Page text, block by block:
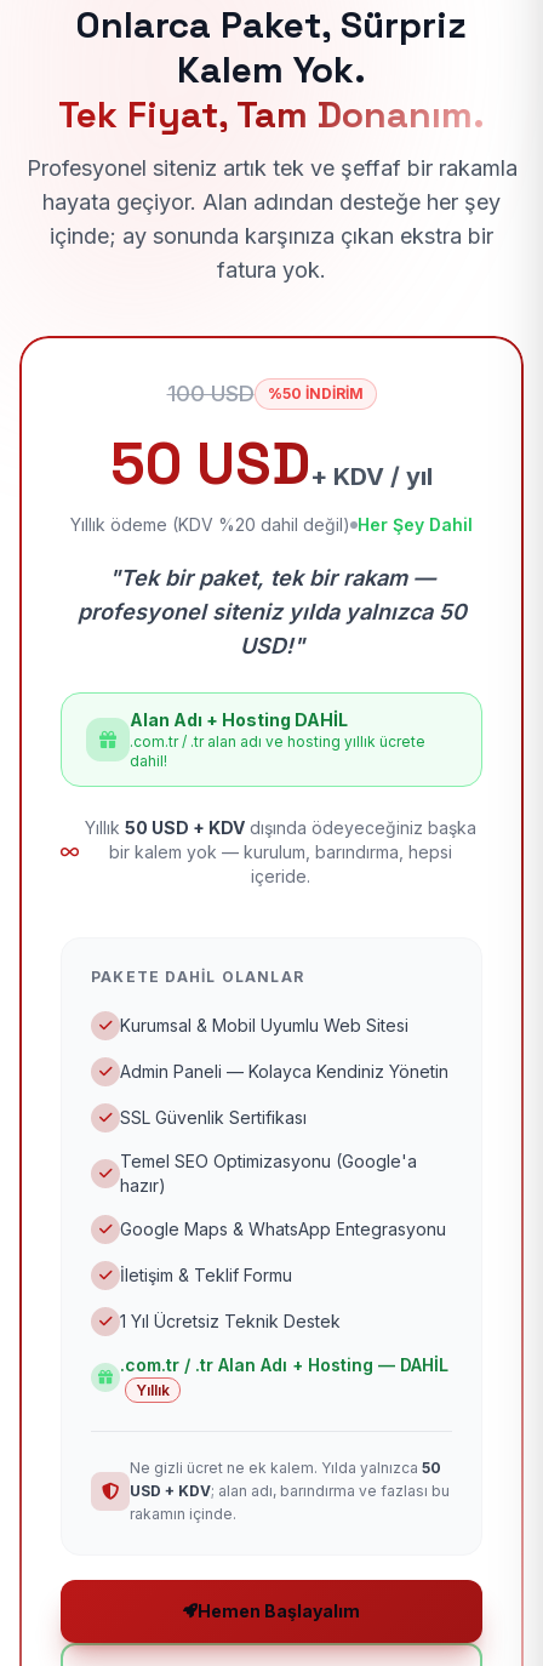
Onlarca Paket, Sürpriz
Kalem Yok.
Tek Fiyat, Tam Donanım.
Profesyonel siteniz artık tek ve şeffaf bir rakamla
hayata geçiyor. Alan adından desteğe her şey
içinde; ay sonunda karşınıza çıkan ekstra bir
fatura yok.
100 USD %50 İNDİRİM
50 USD+ KDV / yıl
Yıllık ödeme (KDV %20 dahil değil) Her Şey Dahil
"Tek bir paket, tek bir rakam —
profesyonel siteniz yılda yalnızca 50
USD!"
Alan Adı + Hosting DAHİL
.com.tr / .tr alan adı ve hosting yıllık ücrete
dahil!
Yıllık 50 USD + KDV dışında ödeyeceğiniz başka
bir kalem yok — kurulum, barındırma, hepsi
içeride.
PAKETE DAHIL OLANLAR
Kurumsal & Mobil Uyumlu Web Sitesi
Admin Paneli — Kolayca Kendiniz Yönetin
SSL Güvenlik Sertifikası
Temel SEO Optimizasyonu (Google'a
hazır)
Google Maps & WhatsApp Entegrasyonu
İletişim & Teklif Formu
1 Yıl Ücretsiz Teknik Destek
.com.tr / .tr Alan Adı + Hosting — DAHİL
Yıllık
Ne gizli ücret ne ek kalem. Yılda yalnızca 50
USD + KDV; alan adı, barındırma ve fazlası bu
rakamın içinde.
Hemen Başlayalım